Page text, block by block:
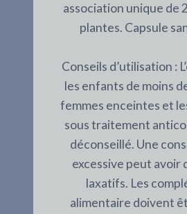
association unique de
plantes. Capsule
Conseils d’utilisation :
les enfants de moins
femmes enceintes et
sous traitement
déconseillé. Une
excessive peut avoir
laxatifs. Les
alimentaire doivent